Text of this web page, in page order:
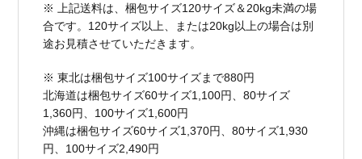
※ 上記送料は、梱包サイズ120サイズ＆20kg未満の場
合です。120サイズ以上、または20kg以上の場合は別
途お見積させていただきます。
※ 東北は梱包サイズ100サイズまで880円
北海道は梱包サイズ60サイズ1,100円、80サイズ
1,360円、100サイズ1,600円
沖縄は梱包サイズ60サイズ1,370円、80サイズ1,930
円、100サイズ2,490円